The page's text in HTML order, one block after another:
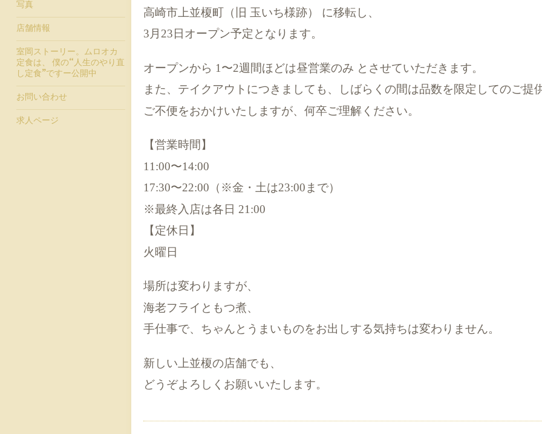
高崎市上並榎町（旧 玉いち様跡） に移転し、
3月23日オープン予定となります。
オープンから 1〜2週間ほどは昼営業のみ とさせていただきます。
また、テイクアウトにつきましても、しばらくの間は品数を限定してのご提
ご不便をおかけいたしますが、何卒ご理解ください。
【営業時間】
11:00〜14:00
17:30〜22:00（※金・土は23:00まで）
※最終入店は各日 21:00
【定休日】
火曜日
場所は変わりますが、
海老フライともつ煮、
手仕事で、ちゃんとうまいものをお出しする気持ちは変わりません。
新しい上並榎の店舗でも、
どうぞよろしくお願いいたします。
写真
店舗情報
室岡ストーリー。ムロオカ
定食は、 僕の“人生のやり直
し定食”ですー公開中
お問い合わせ
求人ページ